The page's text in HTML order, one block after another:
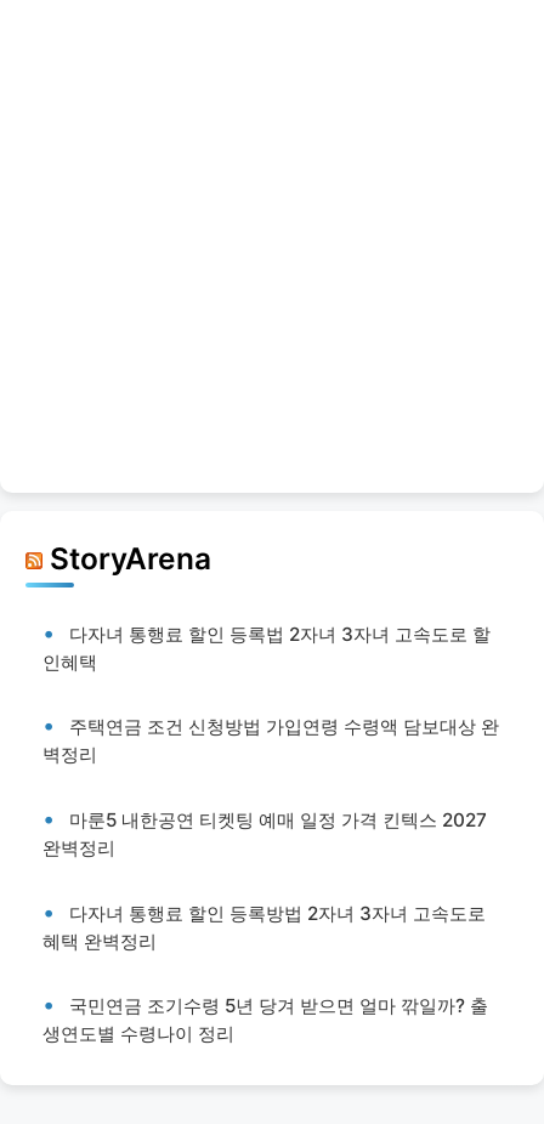
StoryArena
다자녀 통행료 할인 등록법 2자녀 3자녀 고속도로 할
인혜택
주택연금 조건 신청방법 가입연령 수령액 담보대상 완
벽정리
마룬5 내한공연 티켓팅 예매 일정 가격 킨텍스 2027
완벽정리
다자녀 통행료 할인 등록방법 2자녀 3자녀 고속도로
혜택 완벽정리
국민연금 조기수령 5년 당겨 받으면 얼마 깎일까? 출
생연도별 수령나이 정리